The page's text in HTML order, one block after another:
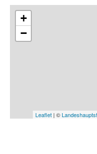
+
−
Leaflet | ©